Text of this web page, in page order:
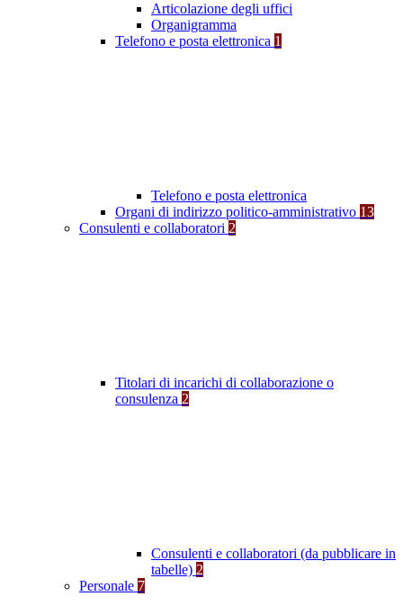
Articolazione degli uffici
Organigramma
Telefono e posta elettronica 1
Telefono e posta elettronica
Organi di indirizzo politico-amministrativo 13
Consulenti e collaboratori 2
Titolari di incarichi di collaborazione o
consulenza 2
Consulenti e collaboratori (da pubblicare in
tabelle) 2
Personale 7